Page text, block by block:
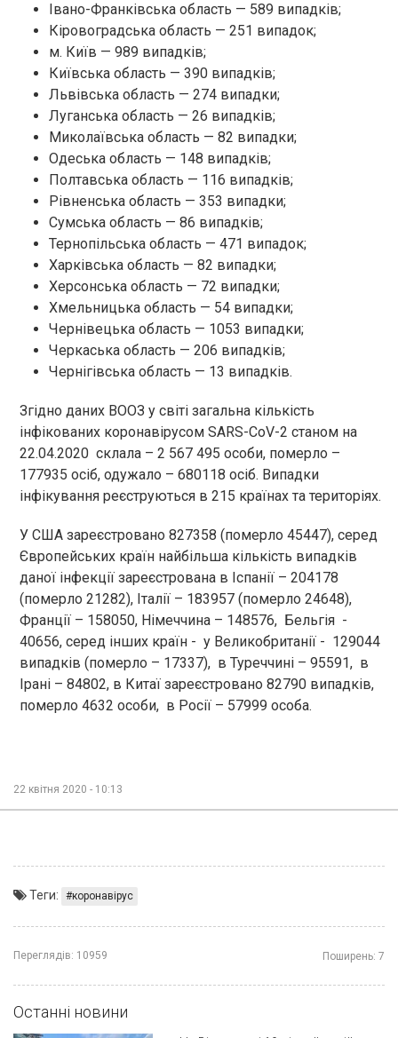
Івано-Франківська область — 589 випадків;
Кіровоградська область — 251 випадок;
м. Київ — 989 випадків;
Київська область — 390 випадків;
Львівська область — 274 випадки;
Луганська область — 26 випадків;
Миколаївська область — 82 випадки;
Одеська область — 148 випадків;
Полтавська область — 116 випадків;
Рівненська область — 353 випадки;
Сумська область — 86 випадків;
Тернопільська область — 471 випадок;
Харківська область — 82 випадки;
Херсонська область — 72 випадки;
Хмельницька область — 54 випадки;
Чернівецька область — 1053 випадки;
Черкаська область — 206 випадків;
Чернігівська область — 13 випадків.
Згідно даних ВООЗ у світі загальна кількість
інфікованих коронавірусом SARS-CoV-2 станом на
22.04.2020 склала – 2 567 495 особи, померло –
177935 осіб, одужало – 680118 осіб. Випадки
інфікування реєструються в 215 країнах та територіях.
У США зареєстровано 827358 (померло 45447), серед
Європейських країн найбільша кількість випадків
даної інфекції зареєстрована в Іспанії – 204178
(померло 21282), Італії – 183957 (померло 24648),
Франції – 158050, Німеччина – 148576, Бельгія -
40656, серед інших країн - у Великобританії - 129044
випадків (померло – 17337), в Туреччині – 95591, в
Ірані – 84802, в Китаї зареєстровано 82790 випадків,
померло 4632 особи, в Росії – 57999 особа.
22 квітня 2020 - 10:13
Теги: коронавірус
Переглядів: 10959 Поширень: 7
Останні новини